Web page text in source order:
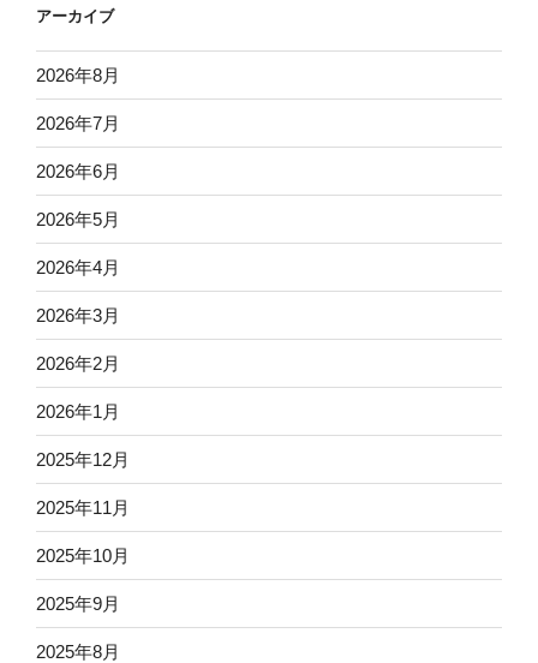
アーカイブ
2026年8月
2026年7月
2026年6月
2026年5月
2026年4月
2026年3月
2026年2月
2026年1月
2025年12月
2025年11月
2025年10月
2025年9月
2025年8月